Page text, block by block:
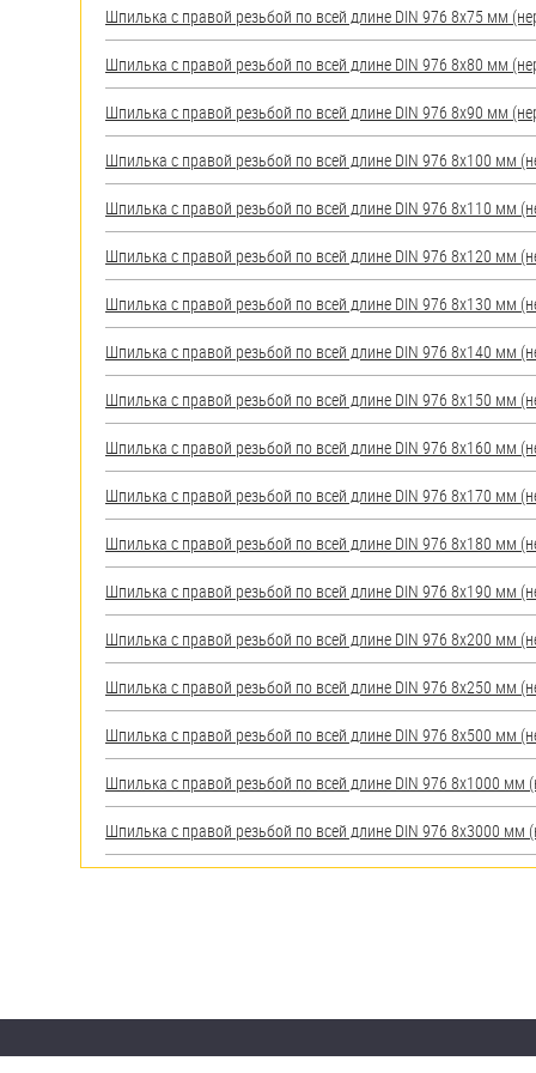
Шпилька с правой резьбой по всей длине DIN 976 8х75 мм
Шпилька с правой резьбой по всей длине DIN 976 8х80 мм
Шпилька с правой резьбой по всей длине DIN 976 8х90 мм
Шпилька с правой резьбой по всей длине DIN 976 8х100 мм
Шпилька с правой резьбой по всей длине DIN 976 8х110 мм
Шпилька с правой резьбой по всей длине DIN 976 8х120 мм
Шпилька с правой резьбой по всей длине DIN 976 8х130 мм
Шпилька с правой резьбой по всей длине DIN 976 8х140 мм
Шпилька с правой резьбой по всей длине DIN 976 8х150 мм
Шпилька с правой резьбой по всей длине DIN 976 8х160 мм
Шпилька с правой резьбой по всей длине DIN 976 8х170 мм
Шпилька с правой резьбой по всей длине DIN 976 8х180 мм
Шпилька с правой резьбой по всей длине DIN 976 8х190 мм
Шпилька с правой резьбой по всей длине DIN 976 8х200 мм
Шпилька с правой резьбой по всей длине DIN 976 8х250 мм
Шпилька с правой резьбой по всей длине DIN 976 8х500 мм
Шпилька с правой резьбой по всей длине DIN 976 8х1000 мм
Шпилька с правой резьбой по всей длине DIN 976 8х3000 мм